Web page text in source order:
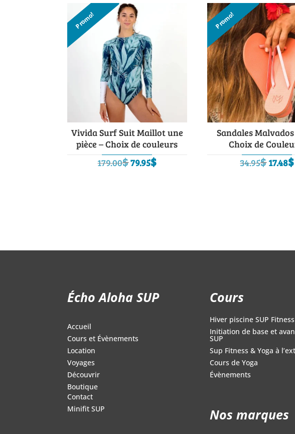
Promo!
Vivida Surf Suit Maillot une
pièce – Choix de couleurs
179.00$Le
79.95$Le
Promo!
Sandales
Choix de
34.95$Le
17.48$
Écho Aloha SUP
Accueil
Cours et Évènements
Location
Voyages
Découvrir
Boutique
Contact
Minifit SUP
Cours
Hiver piscine SUP
Initiation de base et
SUP
Sup Fitness & Yoga à
Cours de Yoga
Évènements
Nos marques